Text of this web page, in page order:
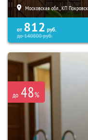
Московская обл., КП
от 812 руб.
до140800руб.
до 48%